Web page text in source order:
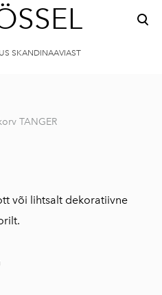
SKANDINAAVIAST
TANGER
või lihtsalt dekoratiivne